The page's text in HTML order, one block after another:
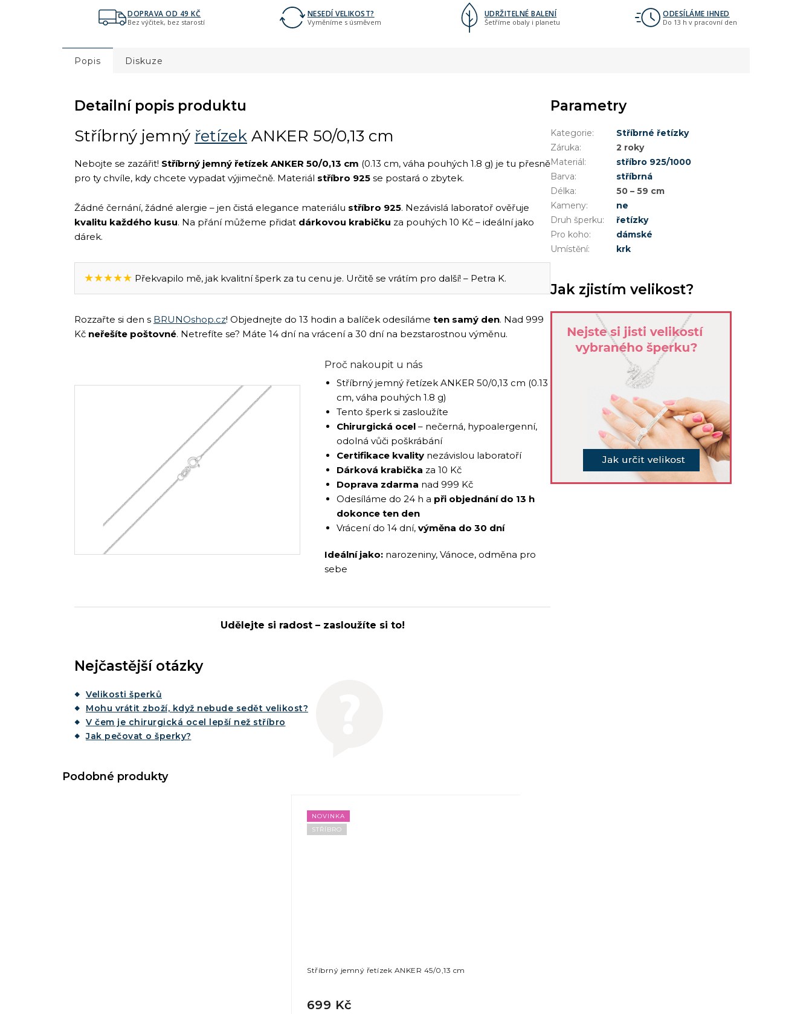
DOPRAVA OD 49 KČ
Bez výčitek, bez starostí
NESEDÍ VELIKOST?
Vyměníme s úsměvem
UDRŽITELNÉ BALENÍ
Šetříme obaly i planetu
ODESÍLÁME IHNED
Do 13 h v pracovní den
Popis Diskuze
Detailní popis produktu
Stříbrný jemný řetízek ANKER 50/0,13 cm
Nebojte se zazářit! Stříbrný jemný řetízek ANKER 50/0,13 cm (0.13 cm, váha pouhých 1.8 g) je tu přesně
pro ty chvíle, kdy chcete vypadat výjimečně. Materiál stříbro 925 se postará o zbytek.
Žádné černání, žádné alergie – jen čistá elegance materiálu stříbro 925. Nezávislá laboratoř ověřuje
kvalitu každého kusu. Na přání můžeme přidat dárkovou krabičku za pouhých 10 Kč – ideální jako
dárek.
★★★★★ Překvapilo mě, jak kvalitní šperk za tu cenu je. Určitě se vrátím pro další! – Petra K.
Rozzařte si den s BRUNOshop.cz! Objednejte do 13 hodin a balíček odesíláme ten samý den. Nad 999
Kč neřešíte poštovné. Netrefíte se? Máte 14 dní na vrácení a 30 dní na bezstarostnou výměnu.
Proč nakoupit u nás
Stříbrný jemný řetízek ANKER 50/0,13 cm (0.13
cm, váha pouhých 1.8 g)
Tento šperk si zasloužíte
Chirurgická ocel – nečerná, hypoalergenní,
odolná vůči poškrábání
Certifikace kvality nezávislou laboratoří
Dárková krabička za 10 Kč
Doprava zdarma nad 999 Kč
Odesíláme do 24 h a při objednání do 13 h
dokonce ten den
Vrácení do 14 dní, výměna do 30 dní
Ideální jako: narozeniny, Vánoce, odměna pro
sebe
Udělejte si radost – zasloužíte si to!
Nejčastější otázky
Velikosti šperků
Mohu vrátit zboží, když nebude sedět velikost?
V čem je chirurgická ocel lepší než stříbro
Jak pečovat o šperky?
Parametry
Kategorie:
Stříbrné řetízky
Záruka:
2 roky
Materiál:
stříbro 925/1000
Barva:
stříbrná
Délka:
50 – 59 cm
Kameny:
ne
Druh šperku:
řetízky
Pro koho:
dámské
Umístění: krk
Jak zjistím velikost?
NOVINKA
STŘÍBRO
Stříbrný jemný řetízek ANKER 45/0,13 cm
699 Kč